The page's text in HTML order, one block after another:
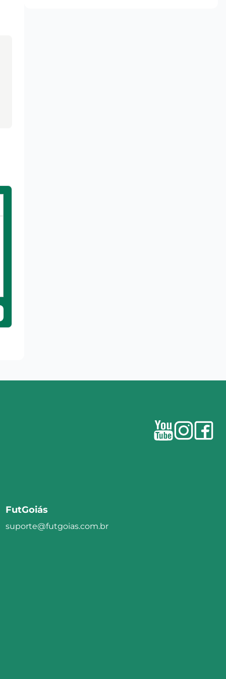
FutGoiás
suporte@futgoias.com.br